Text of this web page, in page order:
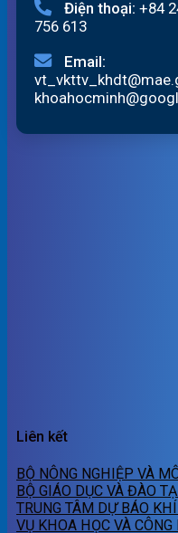
Điện thoại: +84
756 613
Email:
Liên kết
BỘ NÔNG NGHIỆP VÀ
BỘ GIÁO DỤC VÀ ĐÀO
TRUNG TÂM DỰ BÁO
VỤ KHOA HỌC VÀ CÔNG